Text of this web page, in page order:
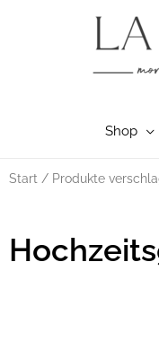
Shop
Start / Produkte